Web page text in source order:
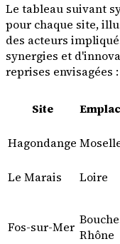
Le tableau suivant
pour chaque site,
des acteurs
synergies et
reprises envisagées :
Site
Hagondange
Le Marais
Loire
Fos-sur-Mer Rhône